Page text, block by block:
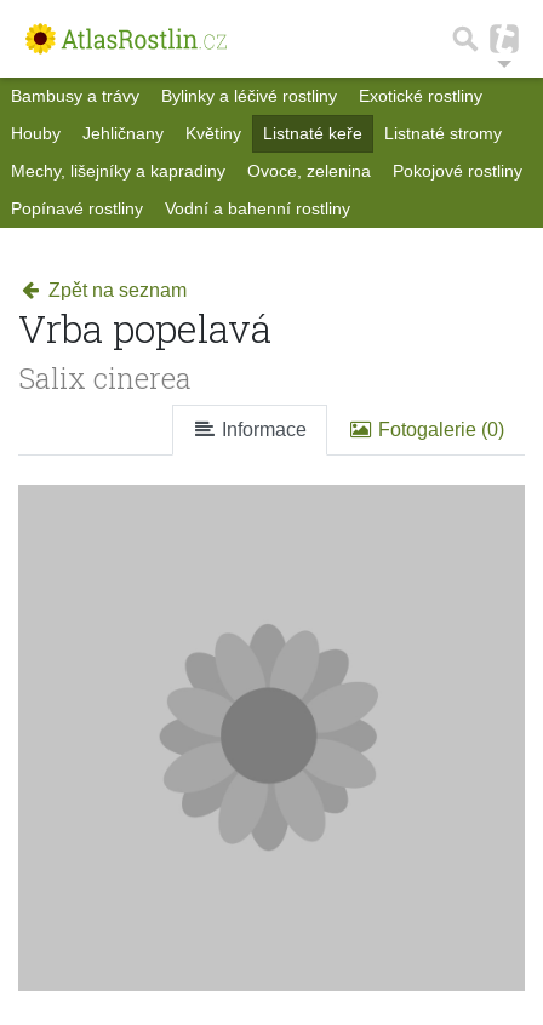
Bambusy a trávy Bylinky a léčivé rostliny
Exotické rostliny
Houby
Jehličnany Květiny Listnaté keře
Listnaté stromy
Mechy, lišejníky a kapradiny
Ovoce, zelenina
Pokojové rostliny
Popínavé rostliny
Vodní a bahenní rostliny
Zpět na seznam
Vrba popelavá
Salix cinerea
Informace Fotogalerie (0)